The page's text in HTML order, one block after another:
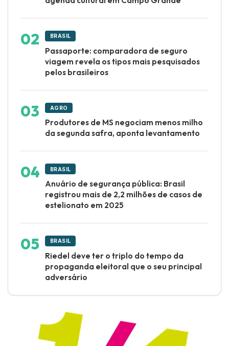
BRASIL
Passaporte: comparadora de seguro
viagem revela os tipos mais pesquisados
pelos brasileiros
AGRO
Produtores de MS negociam menos milho
da segunda safra, aponta levantamento
BRASIL
Anuário de segurança pública: Brasil
registrou mais de 2,2 milhões de casos de
estelionato em 2025
BRASIL
Riedel deve ter o triplo do tempo da
propaganda eleitoral que o seu principal
adversário